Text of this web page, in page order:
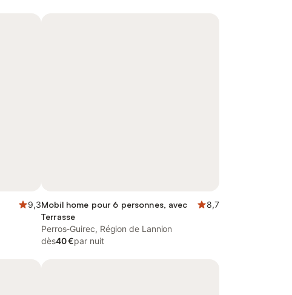
9,3Mobil home pour 6 personnes, avec
Terrasse
8,7
Perros-Guirec, Région de Lannion
dès40 €par nuit